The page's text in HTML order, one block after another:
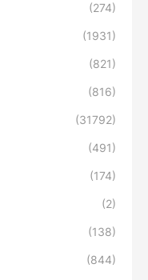
(274)
(1931)
(821)
(816)
(31792)
(491)
(174)
(2)
(138)
(844)